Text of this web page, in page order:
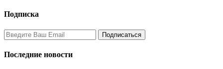
Подписка
Последние новости